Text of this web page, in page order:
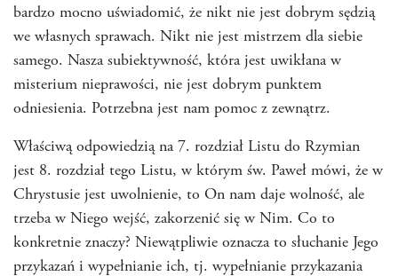
bardzo mocno uświadomić, że nikt nie jest dobrym sędzią
we własnych sprawach. Nikt nie jest mistrzem dla siebie
samego. Nasza subiektywność, która jest uwikłana w
misterium nieprawości, nie jest dobrym punktem
odniesienia. Potrzebna jest nam pomoc z zewnątrz.
Właściwą odpowiedzią na 7. rozdział Listu do Rzymian
jest 8. rozdział tego Listu, w którym św. Paweł mówi, że w
Chrystusie jest uwolnienie, to On nam daje wolność, ale
trzeba w Niego wejść, zakorzenić się w Nim. Co to
konkretnie znaczy? Niewątpliwie oznacza to słuchanie Jego
przykazań i wypełnianie ich, tj. wypełnianie przykazania